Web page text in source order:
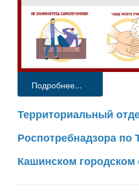
Подробнее...
Территориальный
Роспотребнадзора по
Кашинском городском